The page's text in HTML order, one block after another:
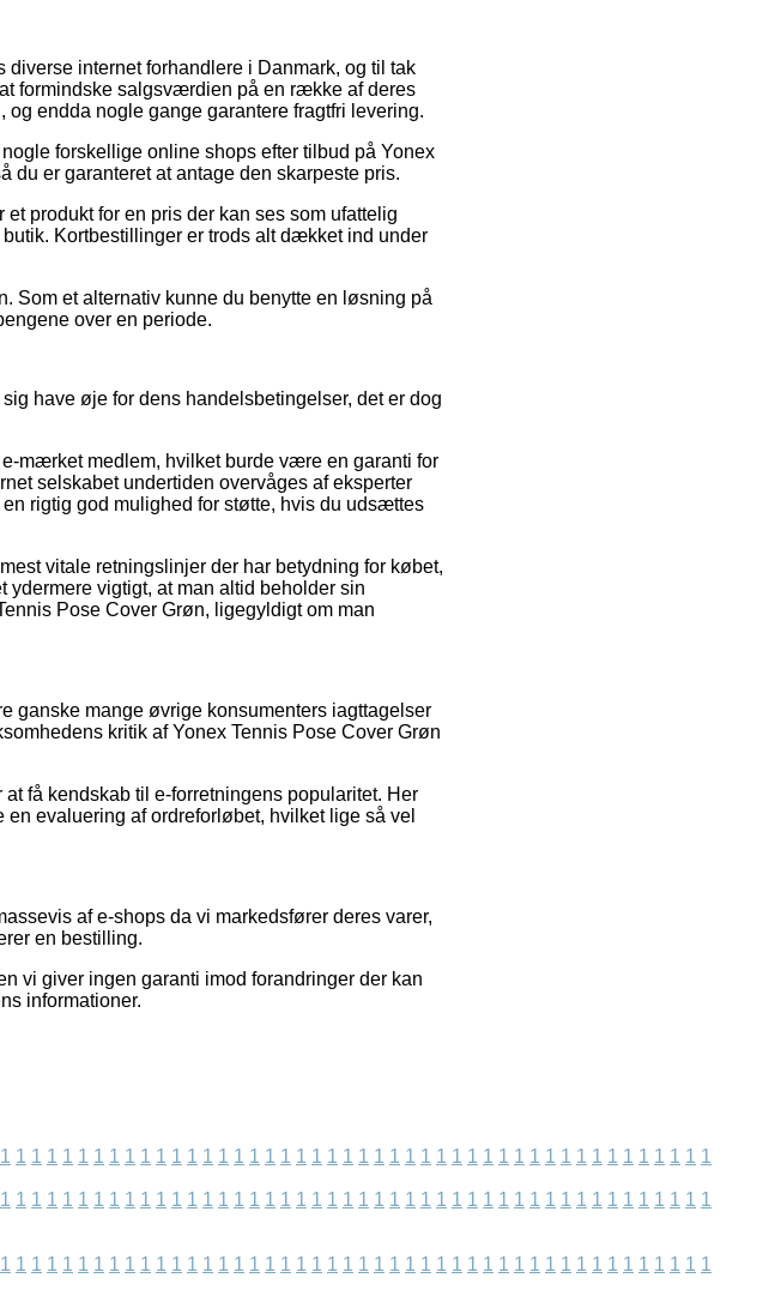
internet forhandlere i Danmark, og til tak
formindske salgsværdien på en række af deres
endda nogle gange garantere fragtfri levering.
forskellige online shops efter tilbud på Yonex
du er garanteret at antage den skarpeste pris.
produkt for en pris der kan ses som ufattelig
Kortbestillinger er trods alt dækket ind under
Som et alternativ kunne du benytte en løsning på
over en periode.
have øje for dens handelsbetingelser, det er dog
mærket medlem, hvilket burde være en garanti for
selskabet undertiden overvåges af eksperter
rigtig god mulighed for støtte, hvis du udsættes
vitale retningslinjer der har betydning for købet,
ydermere vigtigt, at man altid beholder sin
Pose Cover Grøn, ligegyldigt om man
ganske mange øvrige konsumenters iagttagelser
kritik af Yonex Tennis Pose Cover Grøn
få kendskab til e-forretningens popularitet. Her
evaluering af ordreforløbet, hvilket lige så vel
af e-shops da vi markedsfører deres varer,
en bestilling.
vi giver ingen garanti imod forandringer der kan
informationer.
1 1 1 1 1 1 1 1 1 1 1 1 1 1 1 1 1 1 1 1 1 1 1 1 1 1 1 1 1 1 1 1 1 1 1 1 1 1 1 1 1 1 1 1 1 1
1 1 1 1 1 1 1 1 1 1 1 1 1 1 1 1 1 1 1 1 1 1 1 1 1 1 1 1 1 1 1 1 1 1 1 1 1 1 1 1 1 1 1 1 1 1
1 1 1 1 1 1 1 1 1 1 1 1 1 1 1 1 1 1 1 1 1 1 1 1 1 1 1 1 1 1 1 1 1 1 1 1 1 1 1 1 1 1 1 1 1 1